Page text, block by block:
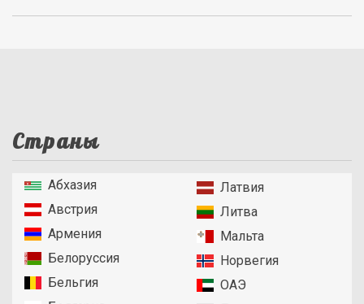
Страны
Абхазия
Австрия
Армения
Белоруссия
Бельгия
Латвия
Литва
Мальта
Норвегия
ОАЭ